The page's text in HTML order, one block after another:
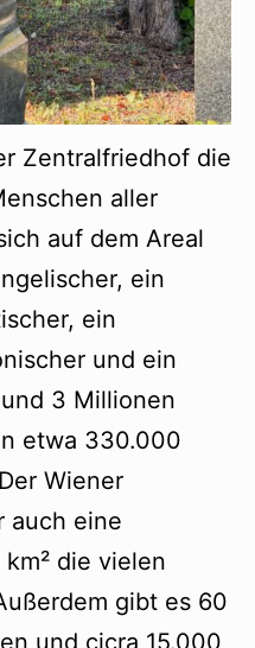
Zentralfriedhof die
aller
auf dem Areal
ein
ein
und ein
3 Millionen
etwa 330.000
Wiener
auch eine
die vielen
gibt es 60
und cicra 15.000